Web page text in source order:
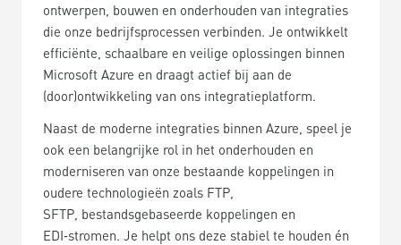
ontwerpen, bouwen en onderhouden van integraties
die onze bedrijfsprocessen verbinden. Je ontwikkelt
efficiënte, schaalbare en veilige oplossingen binnen
Microsoft Azure en draagt actief bij aan de
(door)ontwikkeling van ons integratieplatform.
Naast de moderne integraties binnen Azure, speel je
ook een belangrijke rol in het onderhouden en
moderniseren van onze bestaande koppelingen in
oudere technologieën zoals FTP,
SFTP, bestandsgebaseerde koppelingen en
EDI‑stromen. Je helpt ons deze stabiel te houden én